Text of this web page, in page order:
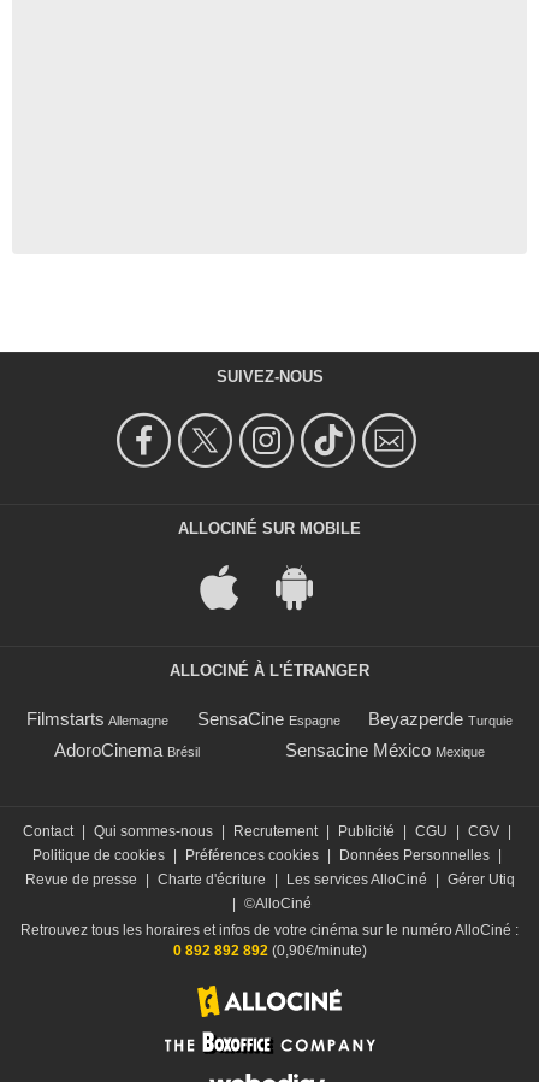
SUIVEZ-NOUS
ALLOCINÉ SUR MOBILE
ALLOCINÉ À L'ÉTRANGER
Filmstarts Allemagne SensaCine Espagne Beyazperde Turquie
AdoroCinema Brésil Sensacine México Mexique
Contact | Qui sommes-nous | Recrutement | Publicité | CGU | CGV |
Politique de cookies | Préférences cookies | Données Personnelles |
Revue de presse
| Charte d'écriture | Les services AlloCiné | Gérer Utiq
| ©AlloCiné
Retrouvez tous les horaires et infos de votre cinéma sur le numéro AlloCiné :
0 892 892 892 (0,90€/minute)